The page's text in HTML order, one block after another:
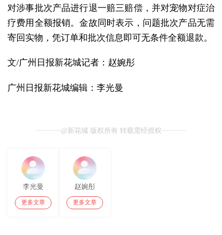
对涉事批次产品进行退一赔三赔偿，并对宠物对症治
疗费用全额报销。金故同时表示，问题批次产品无需
寄回实物，凭订单和批次信息即可无条件全额退款。
文/广州日报新花城记者：赵婉彤
广州日报新花城编辑：李光曼
@新花城 版权所有 转载需经授权
李光曼
更多文章
赵婉彤
更多文章